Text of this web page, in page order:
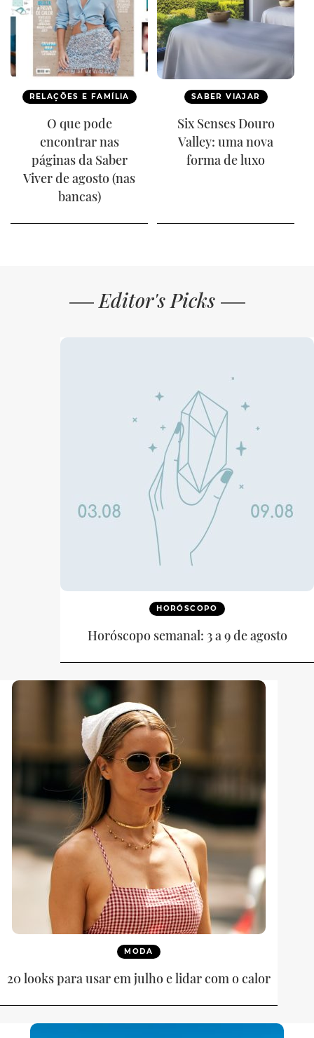
RELAÇÕES E FAMÍLIA
O que pode
encontrar nas
páginas da Saber
Viver de agosto (nas
bancas)
SABER VIAJAR
Six Senses Douro
Valley: uma nova
forma de luxo
Editor's Picks
HORÓSCOPO
Horóscopo semanal: 3 a 9 de agosto
MODA
20 looks para usar em julho e lidar com o calor